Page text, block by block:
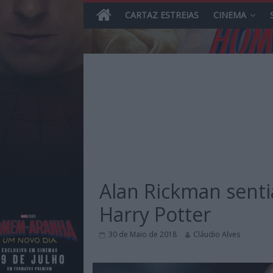
Reviews
sobre
CARTAZ ESTREIAS CINEMA
Alan Rickman
Harry Potter
30 de Maio de 2018 Cláudio Alves